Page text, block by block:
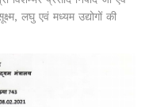
लघु एवं मध्यम उद्योगों की